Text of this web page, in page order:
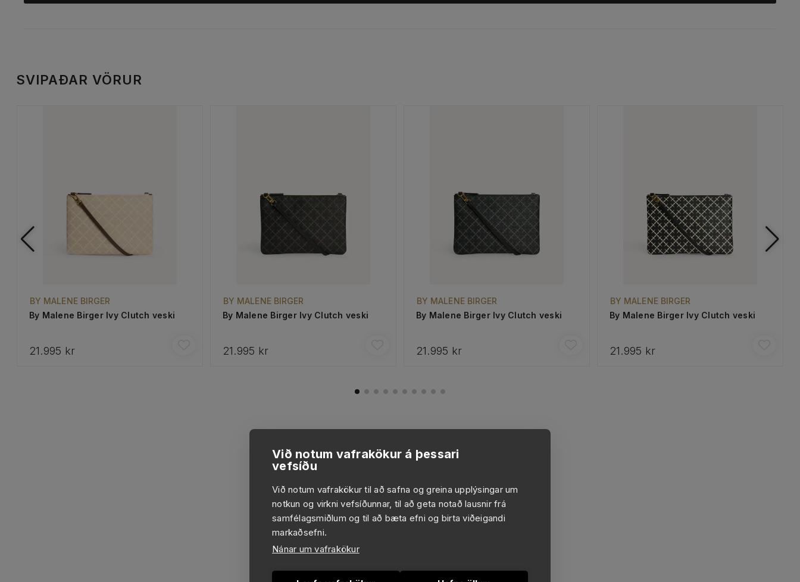
Við notum vafrakökur á þessari
vefsíðu
Við notum vafrakökur til að safna og greina upplýsingar um
notkun og virkni vefsíðunnar, til að geta notað lausnir frá
samfélagsmiðlum og til að bæta efni og birta viðeigandi
markaðsefni.
Nánar um vafrakökur
SVIPAÐAR VÖRUR
BY MALENE BIRGER
By Malene Birger Ivy Clutch veski
21.995 kr
BY MALENE BIRGER
By Malene Birger Ivy Clutch veski
21.995 kr
BY MALENE BIRGER
By Malene Birger Ivy Clutch veski
21.995 kr
BY MALENE BIRGER
By Malene Birger Ivy Clutch veski
21.995 kr